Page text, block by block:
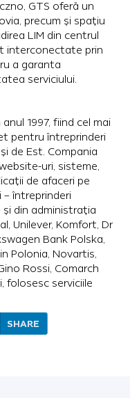
GTS oferă un
precum și spațiu
LIM din centrul
interconectate prin
a garanta
serviciului.
1997, fiind cel mai
pentru întreprinderi
de Est. Compania
uri, sisteme,
de afaceri pe
– întreprinderi
din administrația
Unilever, Komfort, Dr
Bank Polska,
Polonia, Novartis,
Rossi, Comarch
folosesc serviciile
SHARE